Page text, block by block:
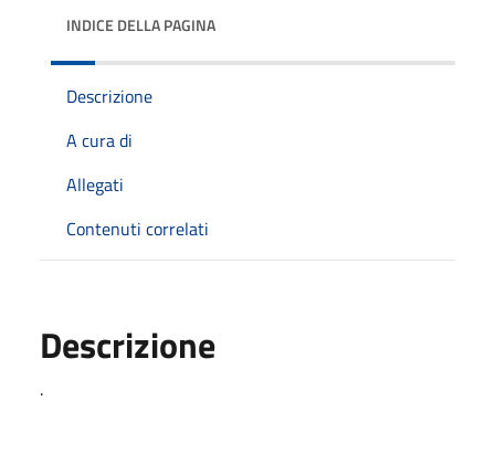
INDICE DELLA PAGINA
Descrizione
A cura di
Allegati
Contenuti correlati
Descrizione
.